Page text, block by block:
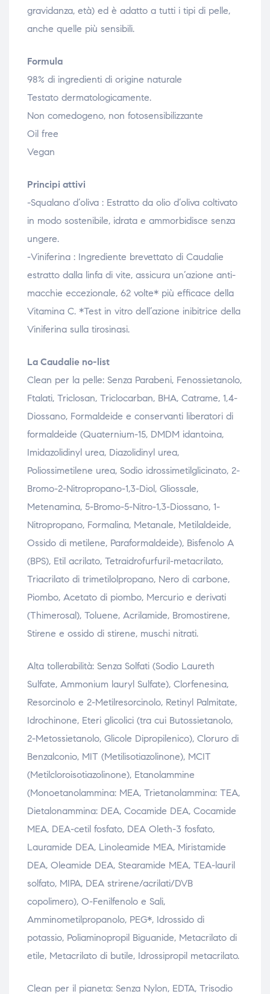
gravidanza, età) ed è adatto a tutti i tipi di pelle,
anche quelle più sensibili.
Formula
98% di ingredienti di origine naturale
Testato dermatologicamente.
Non comedogeno, non fotosensibilizzante
Oil free
Vegan
Principi attivi
-Squalano d’oliva : Estratto da olio d’oliva coltivato
in modo sostenibile, idrata e ammorbidisce senza
ungere.
-Viniferina : Ingrediente brevettato di Caudalie
estratto dalla linfa di vite, assicura un’azione anti-
macchie eccezionale, 62 volte* più efficace della
Vitamina C. *Test in vitro dell’azione inibitrice della
Viniferina sulla tirosinasi.
La Caudalie no-list
Clean per la pelle: Senza Parabeni, Fenossietanolo,
Ftalati, Triclosan, Triclocarban, BHA, Catrame, 1,4-
Diossano, Formaldeide e conservanti liberatori di
formaldeide (Quaternium-15, DMDM idantoina,
Imidazolidinyl urea, Diazolidinyl urea,
Poliossimetilene urea, Sodio idrossimetilglicinato, 2-
Bromo-2-Nitropropano-1,3-Diol, Gliossale,
Metenamina, 5-Bromo-5-Nitro-1,3-Diossano, 1-
Nitropropano, Formalina, Metanale, Metilaldeide,
Ossido di metilene, Paraformaldeide), Bisfenolo A
(BPS), Etil acrilato, Tetraidrofurfuril-metacrilato,
Triacrilato di trimetilolpropano, Nero di carbone,
Piombo, Acetato di piombo, Mercurio e derivati
(Thimerosal), Toluene, Acrilamide, Bromostirene,
Stirene e ossido di stirene, muschi nitrati.
Alta tollerabilità: Senza Solfati (Sodio Laureth
Sulfate, Ammonium lauryl Sulfate), Clorfenesina,
Resorcinolo e 2-Metilresorcinolo, Retinyl Palmitate,
Idrochinone, Eteri glicolici (tra cui Butossietanolo,
2-Metossietanolo, Glicole Dipropilenico), Cloruro di
Benzalconio, MIT (Metilisotiazolinone), MCIT
(Metilcloroisotiazolinone), Etanolammine
(Monoetanolammina: MEA, Trietanolammina: TEA,
Dietalonammina: DEA, Cocamide DEA, Cocamide
MEA, DEA-cetil fosfato, DEA Oleth-3 fosfato,
Lauramide DEA, Linoleamide MEA, Miristamide
DEA, Oleamide DEA, Stearamide MEA, TEA-lauril
solfato, MIPA, DEA strirene/acrilati/DVB
copolimero), O-Fenilfenolo e Sali,
Amminometilpropanolo, PEG*, Idrossido di
potassio, Poliaminopropil Biguanide, Metacrilato di
etile, Metacrilato di butile, Idrossipropil metacrilato.
Clean per il pianeta: Senza Nylon, EDTA, Trisodio